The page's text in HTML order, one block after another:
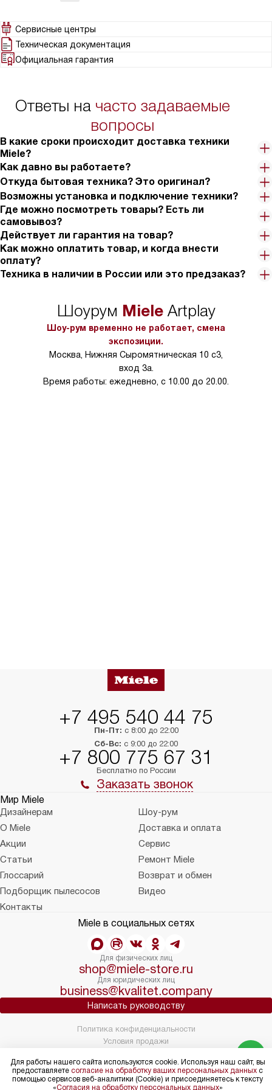
Сервисные центры
Техническая документация
Официальная гарантия
Ответы на часто задаваемые
вопросы
В какие сроки происходит доставка техники
Miele?
Как давно вы работаете?
Откуда бытовая техника? Это оригинал?
Возможны установка и подключение техники?
Где можно посмотреть товары? Есть ли
самовывоз?
Действует ли гарантия на товар?
Как можно оплатить товар, и когда внести
оплату?
Техника в наличии в России или это предзаказ?
Шоурум MieleArtplay
Шоу-рум временно не работает, смена
экспозиции.
Москва, Нижняя Сыромятническая 10 с3,
вход 3а.
Время работы: ежедневно, с 10.00 до 20.00.
+7 495 540 44 75
Пн-Пт: с 8:00 до 22:00
Сб-Вс: с 9:00 до 22:00
+7 800 775 67 31
Бесплатно по России
Заказать звонок
Мир Miele
Дизайнерам
Шоу-рум
О Miele
Доставка и оплата
Акции
Сервис
Статьи
Ремонт Miele
Глоссарий
Возврат и обмен
Подборщик пылесосов
Видео
Контакты
Miele в социальных сетях
Для физических лиц
shop@miele-store.ru
Для юридических лиц
business@kvalitet.company
Написать руководству
© 2004 – 2026 Магазин Miele «Kvalitet Trade, LLC»
Политика конфиденциальности
Условия продажи
Для работы нашего сайта используются cookie. Используя наш сайт, вы
предоставляете согласие на обработку ваших персональных данных с
помощью сервисов веб-аналитики (Cookie) и присоединяетесь к тексту
«Согласия на обработку персональных данных»